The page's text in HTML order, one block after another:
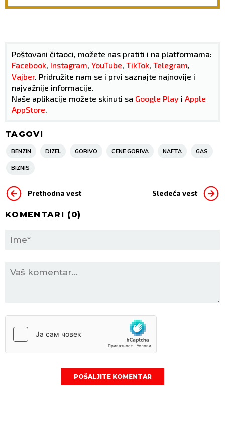
Poštovani čitaoci, možete nas pratiti i na platformama:
Facebook Instagram YouTube TikTok Telegram
Vajber. Pridružite nam se i prvi saznajte najnovije i
najvažnije informacije.
Naše aplikacije možete skinuti sa Google Play i Apple
AppStore
TAGOVI
BENZIN DIZEL GORIVO CENE GORIVA NAFTA GAS
BIZNIS
Prethodna vest Sledeća vest
KOMENTARI (0)
POŠALJITE KOMENTAR